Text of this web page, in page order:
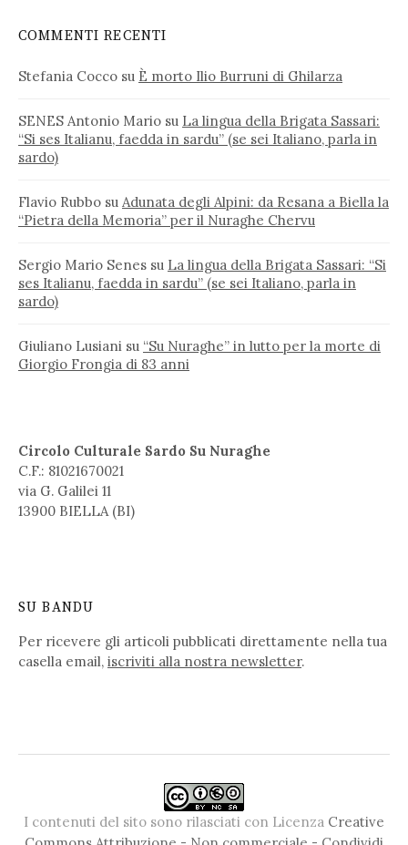
COMMENTI RECENTI
Stefania Cocco su È morto Ilio Burruni di Ghilarza
SENES Antonio Mario su La lingua della Brigata Sassari:
“Si ses Italianu, faedda in sardu” (se sei Italiano, parla in
sardo)
Flavio Rubbo su Adunata degli Alpini: da Resana a Biella la
“Pietra della Memoria” per il Nuraghe Chervu
Sergio Mario Senes su La lingua della Brigata Sassari: “Si
ses Italianu, faedda in sardu” (se sei Italiano, parla in
sardo)
Giuliano Lusiani su “Su Nuraghe” in lutto per la morte di
Giorgio Frongia di 83 anni
Circolo Culturale Sardo Su Nuraghe
C.F.: 81021670021
via G. Galilei 11
13900 BIELLA (BI)
SU BANDU
Per ricevere gli articoli pubblicati direttamente nella tua
casella email, iscriviti alla nostra newsletter.
I contenuti del sito sono rilasciati con Licenza Creative